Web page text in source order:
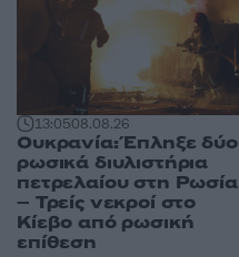
13:0508.08.26
Ουκρανία: Έπληξε δύο
ρωσικά διυλιστήρια
πετρελαίου στη Ρωσία
– Τρείς νεκροί στο
Κίεβο από ρωσική
επίθεση